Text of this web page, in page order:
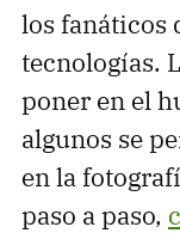
los fanáticos
tecnologías.
poner en el
algunos se
en la
paso a paso,